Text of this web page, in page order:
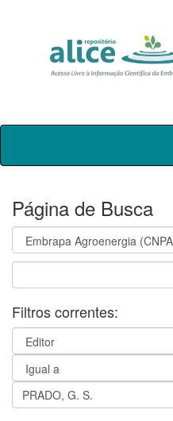
Skip
Página de Busca
Filtros correntes: